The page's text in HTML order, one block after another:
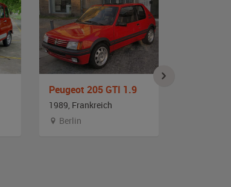
Peugeot 205 GTI 1.9
1989, Frankreich
Berlin